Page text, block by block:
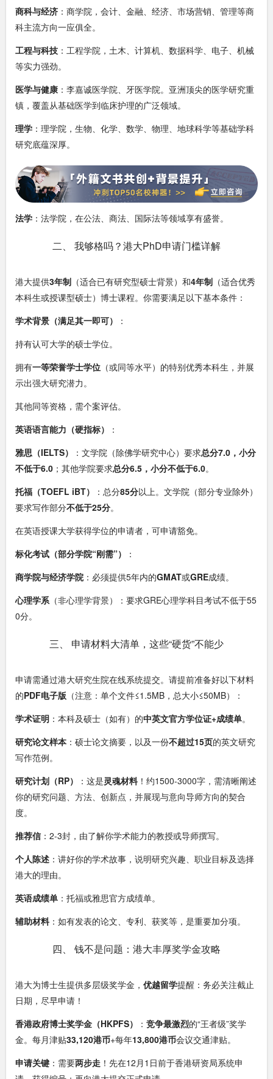
商科与经济 ：商学院，会计、金融、经济、市场营销、管理等商
科主流方向一应俱全。
工程与科技 ：工程学院，土木、计算机、数据科学、电子、机械
等实力强劲。
医学与健康 ：李嘉诚医学院、牙医学院。亚洲顶尖的医学研究重
镇，覆盖从基础医学到临床护理的广泛领域。
理学 ：理学院，生物、化学、数学、物理、地球科学等基础学科
研究底蕴深厚。
法学 ：法学院，在公法、商法、国际法等领域享有盛誉。
二、 我够格吗？港大PhD申请门槛详解
港大提供3年制 （适合已有研究型硕士背景）和4年制 （适合优秀
本科生或授课型硕士）博士课程。你需要满足以下基本条件：
学术背景（满足其一即可）
：
持有认可大学的硕士学位。
拥有一等荣誉学士学位 （或同等水平）的特别优秀本科生，并展
示出强大研究潜力。
其他同等资格，需个案评估。
英语语言能力（硬指标）
：
雅思（IELTS）
：文学院（除佛学研究中心）要求总分7.0，小分
不低于6.0 ；其他学院要求总分6.5，小分不低于6.0。
托福（TOEFL iBT）
：总分85分以上。文学院（部分专业除外）
要求写作部分不低于25分。
在英语授课大学获得学位的申请者，可申请豁免。
标化考试（部分学院“刚需”）
：
商学院与经济学院 ：必须提供5年内的GMAT或GRE成绩。
心理学系 （非心理学背景）：要求GRE心理学科目考试不低于55
0分。
三、 申请材料大清单，这些“硬货”不能少
申请需通过港大研究生院在线系统提交。请提前准备好以下材料
的PDF电子版 （注意：单个文件≤1.5MB，总大小≤50MB）：
学术证明 ：本科及硕士（如有）的中英文官方学位证+成绩单。
研究论文样本 ：硕士论文摘要，以及一份不超过15页的英文研究
写作范例。
研究计划（RP）
：这是灵魂材料！约1500-3000字，需清晰阐述
你的研究问题、方法、创新点，并展现与意向导师方向的契合
度。
推荐信 ：2-3封，由了解你学术能力的教授或导师撰写。
个人陈述 ：讲好你的学术故事，说明研究兴趣、职业目标及选择
港大的理由。
英语成绩单 ：托福或雅思官方成绩单。
辅助材料：如有发表的论文、专利、获奖等，是重要加分项。
四、 钱不是问题：港大丰厚奖学金攻略
港大为博士生提供多层级奖学金， 优越留学提醒：务必关注截止
日期，尽早申请！
香港政府博士奖学金（HKPFS）
： 竞争最激烈的“王者级”奖学
金。每月津贴33,120港币+每年13,800港币会议交通津贴。
申请关键 ：需要两步走 ！先在12月1日前于香港研资局系统申